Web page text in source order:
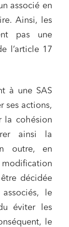
associé en
Ainsi, les
pas une
l’article 17
à une SAS
ses actions,
la cohésion
ainsi la
outre, en
être décidée
le
éviter les
le
sociale et